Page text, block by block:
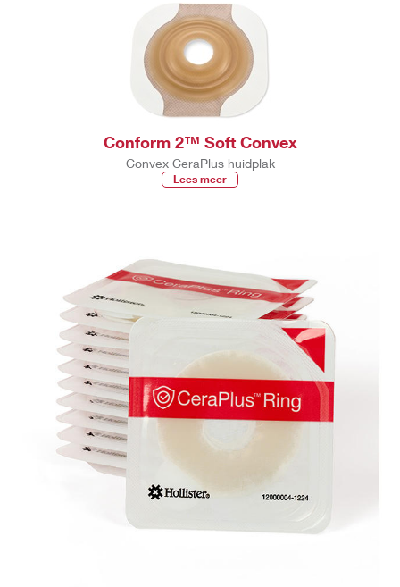
Conform 2™ Soft Convex
Convex CeraPlus huidplak
Lees meer